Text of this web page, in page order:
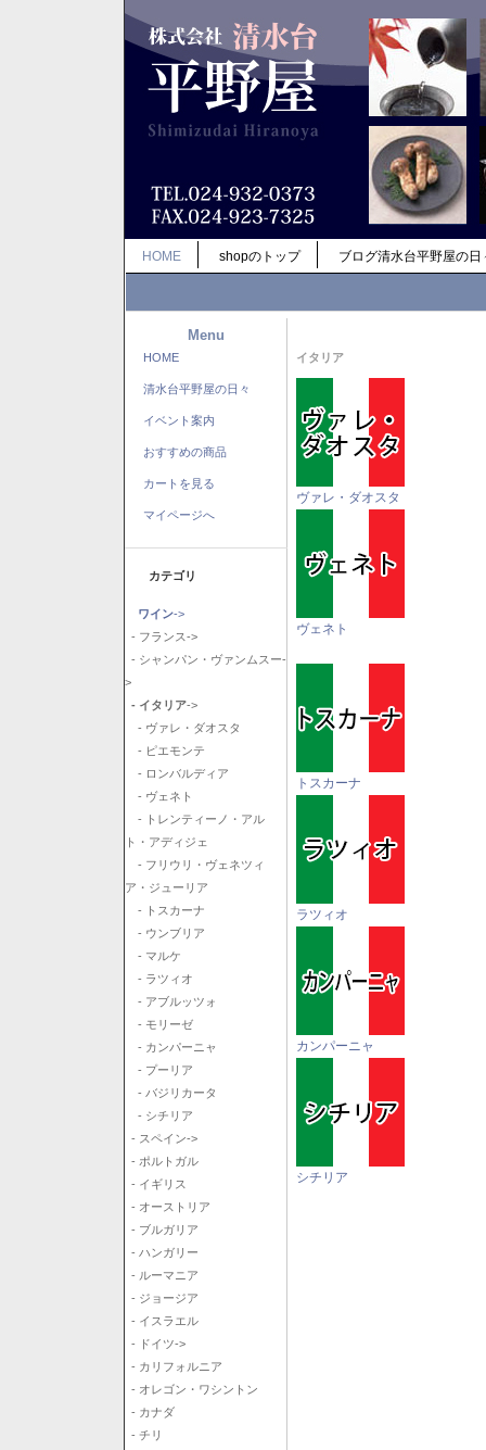
HOME shopのトップ ブログ清水台平野屋の日
Menu
HOME
清水台平野屋の日々
イベント案内
おすすめの商品
カートを見る
マイページへ
カテゴリ
ワイン->
- フランス->
- シャンパン・ヴァンムスー-
>
- イタリア->
- ヴァレ・ダオスタ
- ピエモンテ
- ロンバルディア
- ヴェネト
- トレンティーノ・アル
ト・アディジェ
- フリウリ・ヴェネツィ
ア・ジューリア
- トスカーナ
- ウンブリア
- マルケ
- ラツィオ
- アブルッツォ
- モリーゼ
- カンパーニャ
- プーリア
- バジリカータ
- シチリア
- スペイン->
- ポルトガル
- イギリス
- オーストリア
- ブルガリア
- ハンガリー
- ルーマニア
- ジョージア
- イスラエル
- ドイツ->
- カリフォルニア
- オレゴン・ワシントン
- カナダ
- チリ
イタリア
ヴァレ・ダオスタ
ヴェネト
トスカーナ
ラツィオ
カンパーニャ
シチリア